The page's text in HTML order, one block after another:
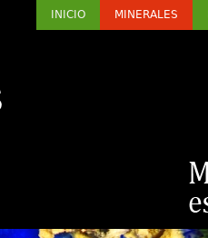
INICIO MINERALES